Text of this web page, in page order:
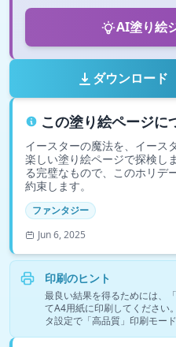
AI塗り絵
ダウンロード
この塗り絵ページに
イースターの魔法を、イース
楽しい塗り絵ページで探検し
る完璧なもので、このホリデ
約束します。
ファンタジー
Jun 6, 2025
印刷のヒント
最良い結果を得るためには、
てA4用紙に印刷してください
タ設定で「高品質」印刷モー